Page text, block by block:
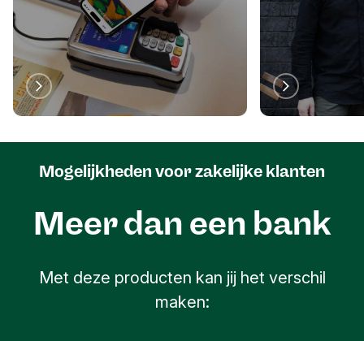
vinden wij het belangrijk om elkaar regelmatig te
ontmoeten en samen activiteiten te ondernemen.
Meer dan een bank
Mogelijkheden voor zakelijke klanten
Met deze producten kan jij het verschil
maken: